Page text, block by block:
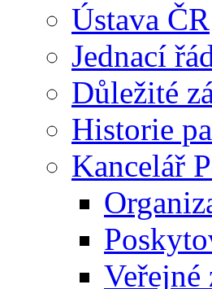
Ústava ČR
Jednací
Důležité
Historie
Kancelář
Veřejné